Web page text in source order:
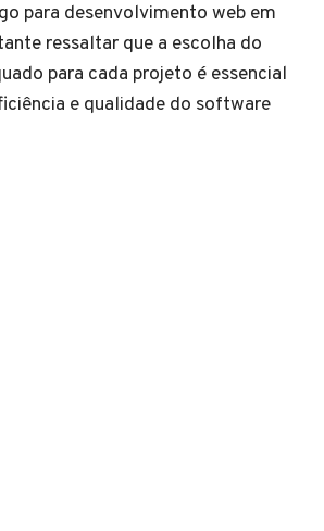
para desenvolvimento web em
ressaltar que a escolha do
para cada projeto é essencial
e qualidade do software